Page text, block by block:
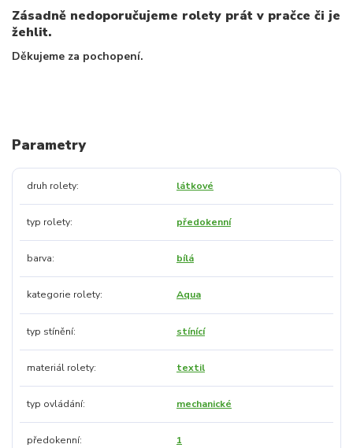
Zásadně nedoporučujeme rolety prát v pračce či je
žehlit.
Děkujeme za pochopení.
Parametry
druh rolety látkové
typ rolety předokenní
barva bílá
kategorie rolety Aqua
typ stínění stínící
materiál rolety textil
typ ovládání mechanické
předokenní 1